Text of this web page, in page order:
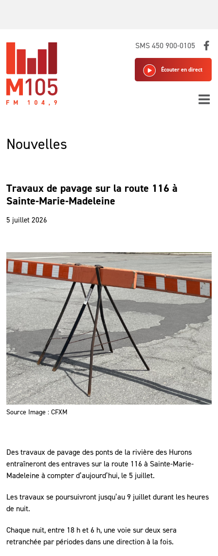
SMS 450 900-0105
Écouter en direct
Nouvelles
Travaux de pavage sur la route 116 à
Sainte-Marie-Madeleine
5 juillet 2026
Source Image : CFXM
Des travaux de pavage des ponts de la rivière des Hurons
entraîneront des entraves sur la route 116 à Sainte-Marie-
Madeleine à compter d’aujourd’hui, le 5 juillet.
Les travaux se poursuivront jusqu’au 9 juillet durant les heures
de nuit.
Chaque nuit, entre 18 h et 6 h, une voie sur deux sera
retranchée par périodes dans une direction à la fois.